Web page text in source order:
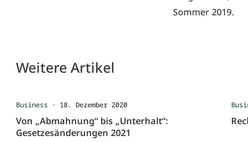
Sommer 2019.
Weitere Artikel
Business · 18. Dezember 2020
Von „Abmahnung“ bis „Unterhalt“:
Gesetzesänderungen 2021